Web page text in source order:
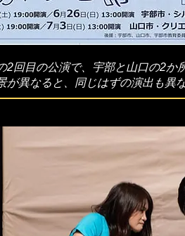
回目の公演で、宇部と山口の2か
が異なると、同じはずの演出も異